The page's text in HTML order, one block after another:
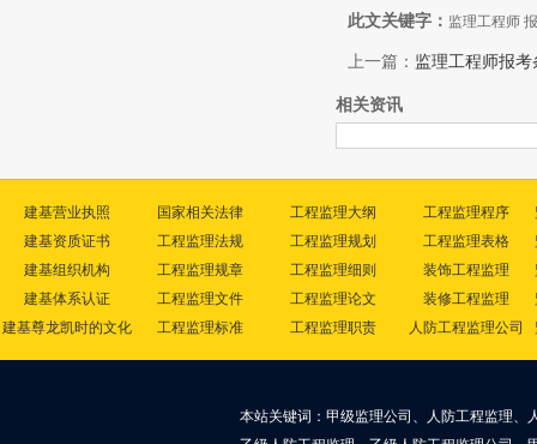
此文关键字： 监理工程师
上一篇： 监理工程师报考
相关资讯
建基营业执照
建基资质证书
建基组织机构
建基体系认证
建基尊龙凯时的文化
国家相关法律
工程监理法规
工程监理规章
工程监理文件
工程监理标准
工程监理大纲
工程监理规划
工程监理细则
工程监理论文
工程监理职责
工程监理程序
工程监理表格
装饰工程监理
装修工程监理
人防工程监理公司
本站关键词：甲级监理公司、人防工程监理、